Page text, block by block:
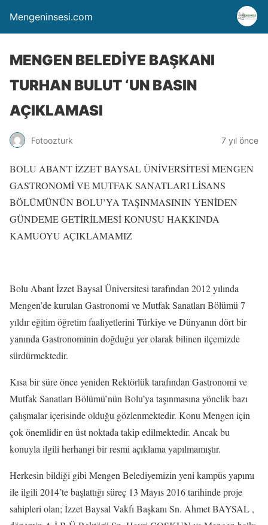
Mengeninsesi.com
MENGEN BELEDİYE BAŞKANI
TURHAN BULUT ‘UN BASIN
AÇIKLAMASI
Fotoozturk 7 yıl önce
BOLU ABANT İZZET BAYSAL ÜNİVERSİTESİ MENGEN
GASTRONOMİ VE MUTFAK SANATLARI LİSANS
BÖLÜMÜNÜN BOLU’YA TAŞINMASININ YENİDEN
GÜNDEME GETİRİLMESİ KONUSU HAKKINDA
KAMUOYU AÇIKLAMAMIZ
Bolu Abant İzzet Baysal Üniversitesi tarafından 2012 yılında
Mengen’de kurulan Gastronomi ve Mutfak Sanatları Bölümü 7
yıldır eğitim öğretim faaliyetlerini Türkiye ve Dünyanın dört bir
yanında Gastronominin doğduğu yer olarak bilinen ilçemizde
sürdürmektedir.
Kısa bir süre önce yeniden Rektörlük tarafından Gastronomi ve
Mutfak Sanatları Bölümü’nün Bolu’ya taşınmasına yönelik bazı
çalışmalar içerisinde olduğu gözlenmektedir. Konu Mengen için
çok önemlidir en üst noktada takip edilmektedir. Ancak bu
konuyla ilgili herhangi bir resmi açıklama yapılmamıştır.
Herkesin bildiği gibi Mengen Belediyemizin yeni kampüs yapımı
ile ilgili 2014’te başlattığı süreç 13 Mayıs 2016 tarihinde proje
sahipleri olan; İzzet Baysal Vakfı Başkanı Sn. Ahmet BAYSAL ,